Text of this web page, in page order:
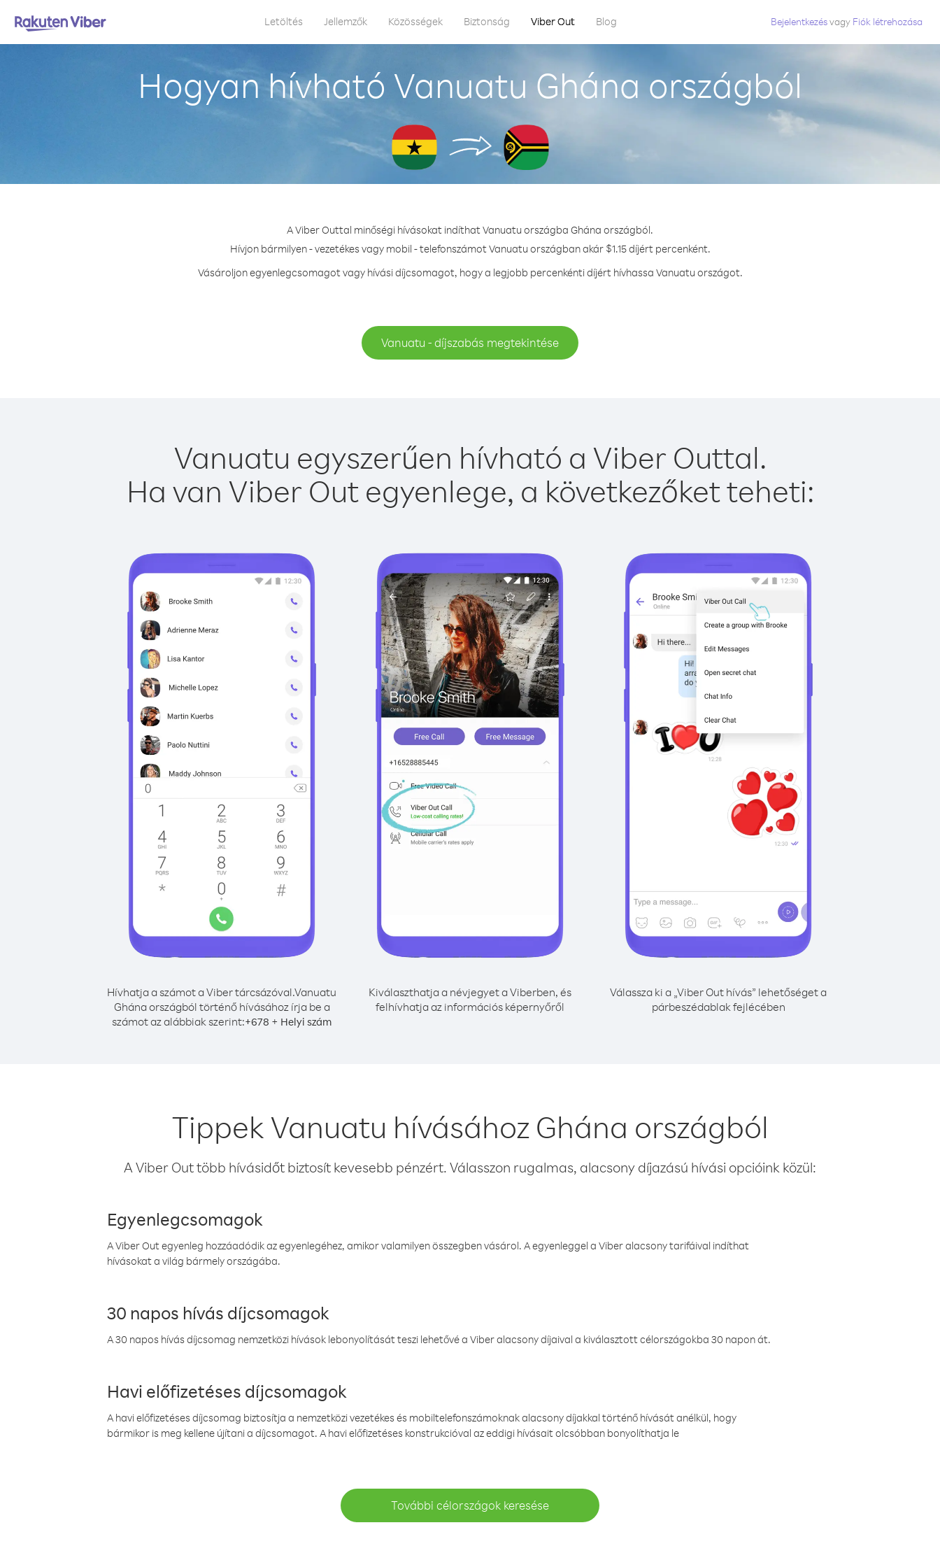
Letöltés Jellemzők Közösségek Biztonság Viber Out Blog Bejelentkezésvagy Fiók létrehozása
Hogyan hívható Vanuatu Ghána országból
A Viber Outtal minőségi hívásokat indíthat Vanuatu országba Ghána országból.
Hívjon bármilyen - vezetékes vagy mobil - telefonszámot Vanuatu országban akár $1.15 díjért percenként.
Vásároljon egyenlegcsomagot vagy hívási díjcsomagot, hogy a legjobb percenkénti díjért hívhassa Vanuatu országot.
Vanuatu - díjszabás megtekintése
Vanuatu egyszerűen hívható a Viber Outtal.
Ha van Viber Out egyenlege, a következőket teheti:
Hívhatja a számot a Viber tárcsázóval.Vanuatu
Ghána országból történő hívásához írja be a
számot az alábbiak szerint:+678 + Helyi szám
Kiválaszthatja a névjegyet a Viberben, és
felhívhatja az információs képernyőről
Válassza ki a „Viber Out hívás” lehetőséget a
párbeszédablak fejlécében
Tippek Vanuatu hívásához Ghána országból
A Viber Out több hívásidőt biztosít kevesebb pénzért. Válasszon rugalmas, alacsony díjazású hívási opcióink közül:
Egyenlegcsomagok
A Viber Out egyenleg hozzáadódik az egyenlegéhez, amikor valamilyen összegben vásárol. A egyenleggel a Viber alacsony tarifáival indíthat
hívásokat a világ bármely országába.
30 napos hívás díjcsomagok
A 30 napos hívás díjcsomag nemzetközi hívások lebonyolítását teszi lehetővé a Viber alacsony díjaival a kiválasztott célországokba 30 napon át.
Havi előfizetéses díjcsomagok
A havi előfizetéses díjcsomag biztosítja a nemzetközi vezetékes és mobiltelefonszámoknak alacsony díjakkal történő hívását anélkül, hogy
bármikor is meg kellene újítani a díjcsomagot. A havi előfizetéses konstrukcióval az eddigi hívásait olcsóbban bonyolíthatja le
További célországok keresése